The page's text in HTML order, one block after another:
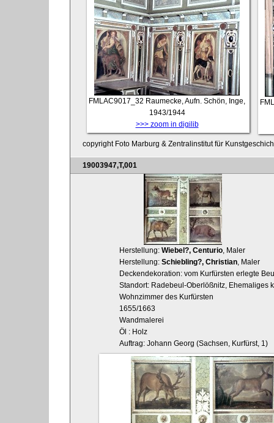
FMLAC9017_32 Raumecke, Aufn. Schön, Inge,
1943/1944
>>> zoom in digilib
copyright Foto Marburg & Zentralinstitut für
19003947,T,001
Herstellung: Wiebel?, Centurio, Maler
Herstellung: Schiebling?, Christian, Maler
Deckendekoration: vom Kurfürsten erlegte
Standort: Radebeul-Oberlößnitz, Ehemaliges
Wohnzimmer des Kurfürsten
1655/1663
Wandmalerei
Öl : Holz
Auftrag: Johann Georg (Sachsen, Kurfürst, 1)